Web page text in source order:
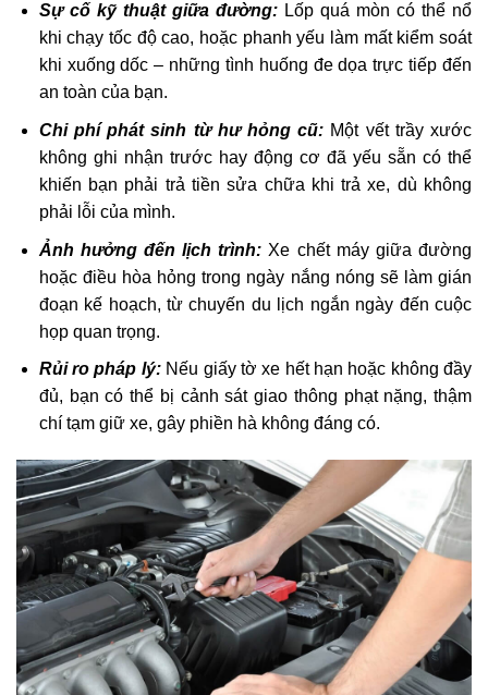
Sự cố kỹ thuật giữa đường: Lốp quá mòn có thể nổ
khi chạy tốc độ cao, hoặc phanh yếu làm mất kiểm soát
khi xuống dốc – những tình huống đe dọa trực tiếp đến
an toàn của bạn.
Chi phí phát sinh từ hư hỏng cũ: Một vết trầy xước
không ghi nhận trước hay động cơ đã yếu sẵn có thể
khiến bạn phải trả tiền sửa chữa khi trả xe, dù không
phải lỗi của mình.
Ảnh hưởng đến lịch trình: Xe chết máy giữa đường
hoặc điều hòa hỏng trong ngày nắng nóng sẽ làm gián
đoạn kế hoạch, từ chuyến du lịch ngắn ngày đến cuộc
họp quan trọng.
Rủi ro pháp lý: Nếu giấy tờ xe hết hạn hoặc không đầy
đủ, bạn có thể bị cảnh sát giao thông phạt nặng, thậm
chí tạm giữ xe, gây phiền hà không đáng có.